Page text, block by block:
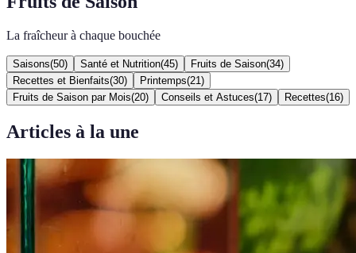
La fraîcheur à chaque bouchée
Saisons(50) Santé et Nutrition(45) Fruits de Saison(34)
Recettes et Bienfaits(30) Printemps(21 )
Fruits de Saison par Mois(20) Conseils et Astuces(17) Recettes(16)
Articles à la une